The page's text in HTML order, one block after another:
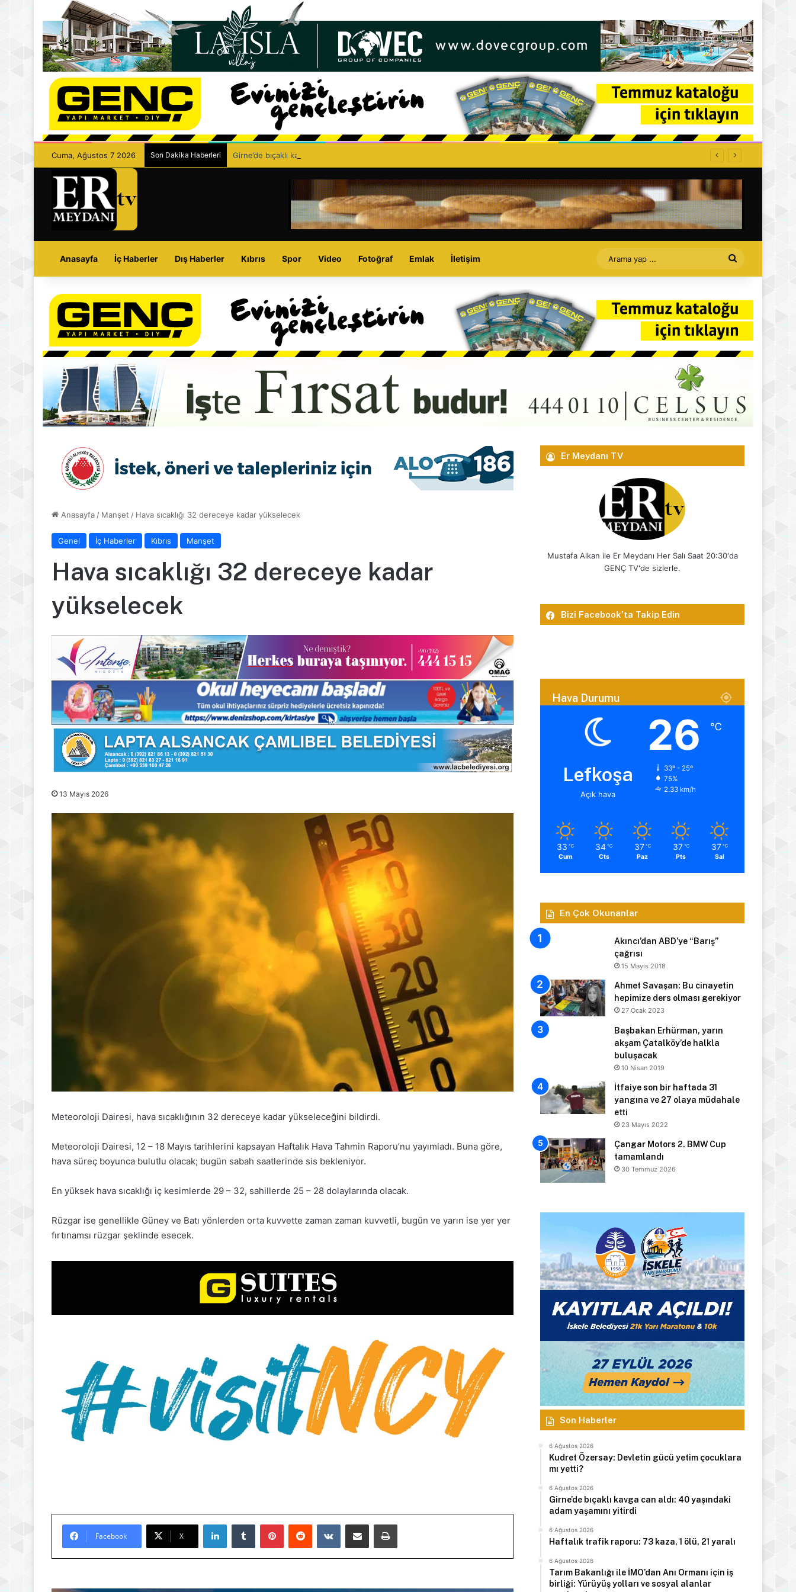
Cuma, Ağustos 7 2026 Son Dakika Haberleri Girne’de bıçaklı kavga can aldı: 40 yaşındaki adam yaşamını yitirdi
Anasayfa İç Haberler Dış Haberler Kıbrıs Spor Video Fotoğraf Emlak İletişim
Arama
yap
...
Anasayfa / Manşet / Hava sıcaklığı 32 dereceye kadar yükselecek
Genel İç Haberler Kıbrıs Manşet
Hava sıcaklığı 32 dereceye kadar
yükselecek
13 Mayıs 2026
Meteoroloji Dairesi, hava sıcaklığının 32 dereceye kadar yükseleceğini bildirdi.
Meteoroloji Dairesi, 12 – 18 Mayıs tarihlerini kapsayan Haftalık Hava Tahmin Raporu’nu yayımladı. Buna göre,
hava süreç boyunca bulutlu olacak; bugün sabah saatlerinde sis bekleniyor.
En yüksek hava sıcaklığı iç kesimlerde 29 – 32, sahillerde 25 – 28 dolaylarında olacak.
Rüzgar ise genellikle Güney ve Batı yönlerden orta kuvvette zaman zaman kuvvetli, bugün ve yarın ise yer yer
fırtınamsı rüzgar şeklinde esecek.
Facebook X
LinkedInTumblr PinterestReddit VKontakteE-Posta ile paylaş Yazdır
Er Meydanı TV
Mustafa Alkan ile Er Meydanı Her Salı Saat 20:30'da
GENÇ TV'de sizlerle.
Bizi Facebook’ta Takip Edin
Hava Durumu
Lefkoşa
Açık hava
26 ℃
33º - 25º
75%
2.33 km/h
33 ℃
Cum
34 ℃
Cts
37 ℃
Paz
37 ℃
Pts
37 ℃
Sal
En Çok Okunanlar
Akıncı’dan ABD’ye “Barış”
çağrısı
15 Mayıs 2018
Ahmet Savaşan: Bu cinayetin
hepimize ders olması gerekiyor
27 Ocak 2023
Başbakan Erhürman, yarın
akşam Çatalköy’de halkla
buluşacak
10 Nisan 2019
İtfaiye son bir haftada 31
yangına ve 27 olaya müdahale
etti
23 Mayıs 2022
Çangar Motors 2. BMW Cup
tamamlandı
30 Temmuz 2026
Son Haberler
6 Ağustos 2026
Kudret Özersay: Devletin gücü yetim çocuklara
mı yetti?
6 Ağustos 2026
Girne’de bıçaklı kavga can aldı: 40 yaşındaki
adam yaşamını yitirdi
6 Ağustos 2026
Haftalık trafik raporu: 73 kaza, 1 ölü, 21 yaralı
6 Ağustos 2026
Tarım Bakanlığı ile İMO’dan Anı Ormanı için iş
birliği: Yürüyüş yolları ve sosyal alanlar